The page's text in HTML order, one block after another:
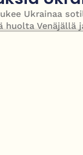
Beirutiin kiristää
Ukrainaa
huolta Venäjällä